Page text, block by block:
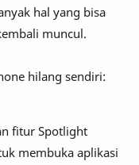
hal yang bisa
muncul.
hilang sendiri:
fitur Spotlight
membuka aplikasi